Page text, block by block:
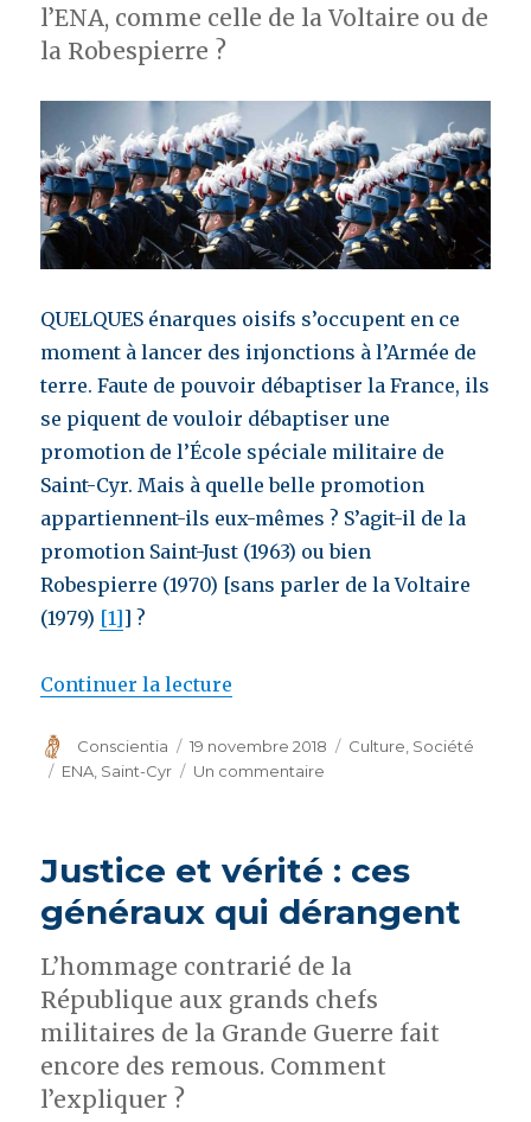
l’ENA, comme celle de la Voltaire ou de
la Robespierre ?
QUELQUES énarques oisifs s’occupent en ce
moment à lancer des injonctions à l’Armée de
terre. Faute de pouvoir débaptiser la France, ils
se piquent de vouloir débaptiser une
promotion de l’École spéciale militaire de
Saint-Cyr. Mais à quelle belle promotion
appartiennent-ils eux-mêmes ? S’agit-il de la
promotion Saint-Just (1963) ou bien
Robespierre (1970) [sans parler de la Voltaire
(1979) [1]] ?
Continuer la lecture
Auteur
Conscientia
Publié
le
19 novembre 2018 Catégories
Culture Société
Étiquettes
ENA Saint-Cyr Un commentaire
de
Justice et vérité : ces
généraux qui dérangent
L’hommage contrarié de la
République aux grands chefs
militaires de la Grande Guerre fait
encore des remous. Comment
l’expliquer ?